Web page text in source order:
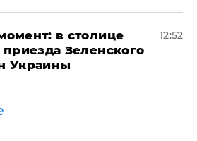
в столице
Зеленского
Украины
12:52